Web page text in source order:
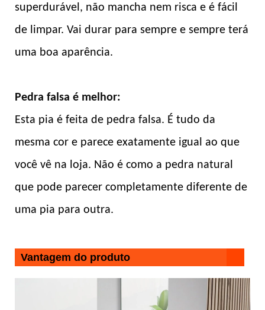
superdurável, não mancha nem risca e é fácil
de limpar. Vai durar para sempre e sempre terá
uma boa aparência.
Pedra falsa é melhor:
Esta pia é feita de pedra falsa. É tudo da
mesma cor e parece exatamente igual ao que
você vê na loja. Não é como a pedra natural
que pode parecer completamente diferente de
uma pia para outra.
Vantagem do produto